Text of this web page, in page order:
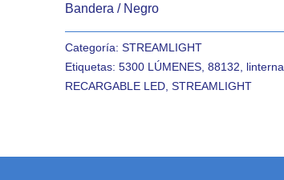
Bandera / Negro
Categoría:STREAMLIGHT
Etiquetas:5300 LÚMENES ,88132 linterna
RECARGABLE LED ,STREAMLIGHT